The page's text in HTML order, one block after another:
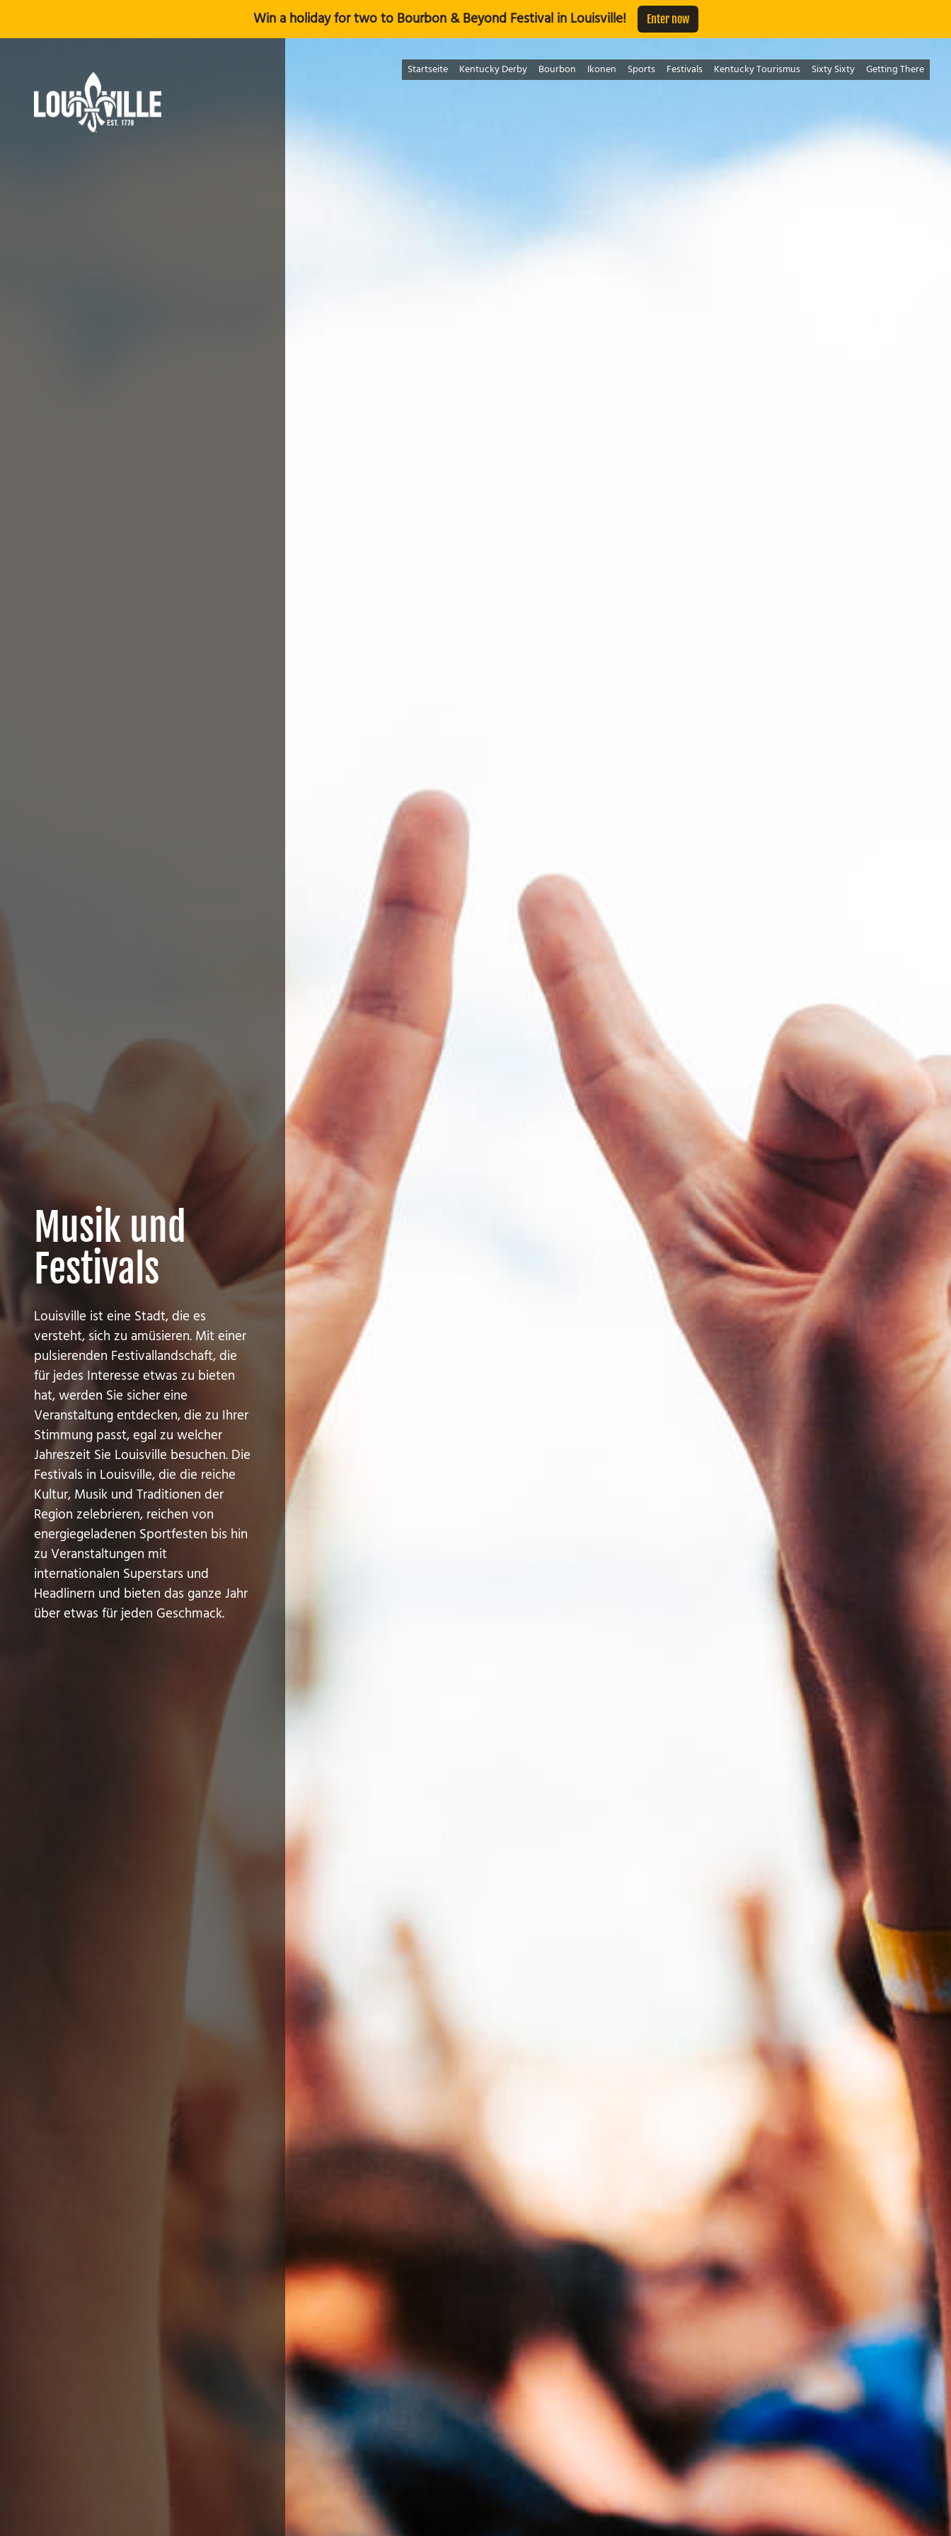
Win a holiday for two to Bourbon & Beyond Festival in Louisville! Enter now
Musik und
Festivals
Louisville ist eine Stadt, die es
versteht, sich zu amüsieren. Mit einer
pulsierenden Festivallandschaft, die
für jedes Interesse etwas zu bieten
hat, werden Sie sicher eine
Veranstaltung entdecken, die zu Ihrer
Stimmung passt, egal zu welcher
Jahreszeit Sie Louisville besuchen. Die
Festivals in Louisville, die die reiche
Kultur, Musik und Traditionen der
Region zelebrieren, reichen von
energiegeladenen Sportfesten bis hin
zu Veranstaltungen mit
internationalen Superstars und
Headlinern und bieten das ganze Jahr
über etwas für jeden Geschmack.
Startseite Kentucky Derby Bourbon Ikonen Sports Festivals Kentucky Tourismus Sixty Sixty Getting There